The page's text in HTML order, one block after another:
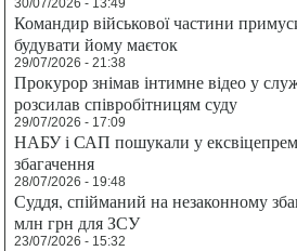
30/07/2026 - 13:49
Командир військової частини
будувати йому маєток
29/07/2026 - 21:38
Прокурор знімав інтимне відео у
розсилав співробітницям суду
29/07/2026 - 17:09
НАБУ і САП пошукали у
збагачення
28/07/2026 - 19:48
Суддя, спійманий на незаконному
млн грн для ЗСУ
23/07/2026 - 15:32